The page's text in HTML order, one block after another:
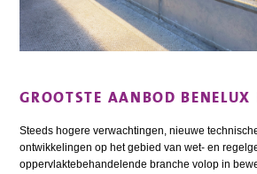
GROOTSTE AANBOD BENELUX
Steeds hogere verwachtingen, nieuwe
ontwikkelingen op het gebied van wet- en
oppervlaktebehandelende branche volop in